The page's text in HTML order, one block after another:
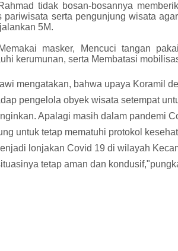
tidak bosan-bosannya
serta pengunjung wisata
5M.
masker, Mencuci tangan
kerumunan, serta Membatasi
mengatakan, bahwa upaya Koramil
pengelola obyek wisata setempat
Apalagi masih dalam pandemi
untuk tetap mematuhi protokol
lonjakan Covid 19 di wilayah
tetap aman dan